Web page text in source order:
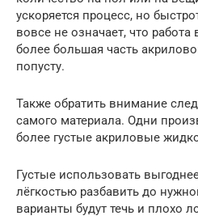
ускоряется процесс, но
вовсе не означает, что
более большая часть
попусту.
Также обратить внимание
самого материала. Одни
более густые акриловые
Густые использовать
лёгкостью разбавить до
варианты будут течь и плохо